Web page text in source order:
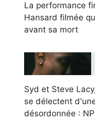
La performance
Hansard filmée
avant sa mort
Syd et Steve
se délectent
désordonnée :